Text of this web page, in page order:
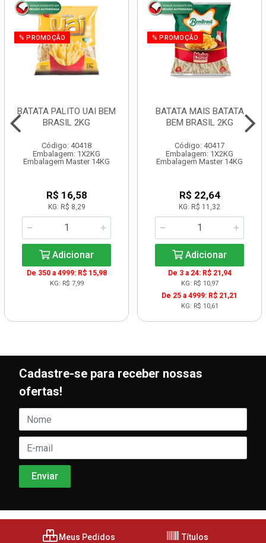
% PROMOÇÃO
BATATA PALITO UAI BEM
BRASIL 2KG
Código: 40418
Embalagem: 1X2KG
Embalagem Master 14KG
R$ 16,58
KG: R$ 8,29
Adicionar
De 350 a 4999: R$ 15,98
KG: R$ 7,99
% PROMOÇÃO
BATATA MAIS BATATA
BEM BRASIL 2KG
Código: 40417
Embalagem: 1X2KG
Embalagem Master 14KG
R$ 22,64
KG: R$ 11,32
Adicionar
De 3 a 24: R$ 21,94
KG: R$ 10,97
De 25 a 4999: R$ 21,21
KG: R$ 10,61
Cadastre-se para receber nossas
ofertas!
Meus Pedidos Títulos